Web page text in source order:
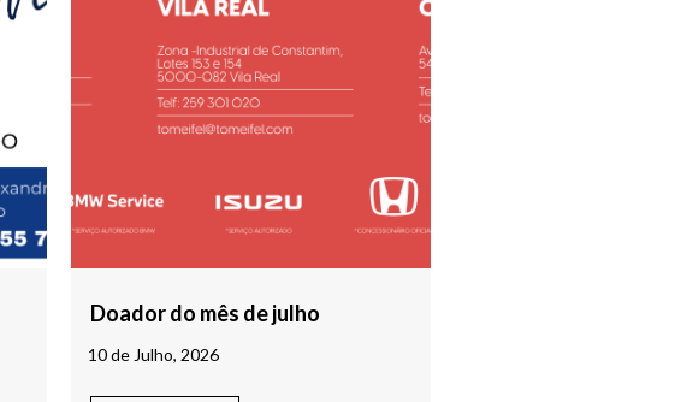
Doador do mês de julho
10 de Julho, 2026